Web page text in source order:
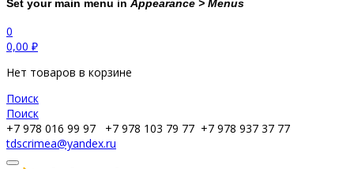
Set your main menu in Appearance > Menus
0
0,00 ₽
Нет товаров в корзине
Поиск
Поиск
+7 978 016 99 97
+7 978 103 79 77 +7 978 937 37 77
tdscrimea@yandex.ru